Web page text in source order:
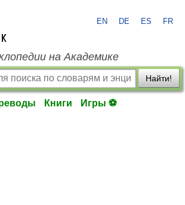
EN DE ES FR
на Академике
Найти!
Книги Игры ⚽